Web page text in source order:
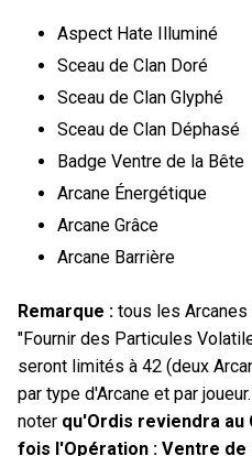
Aspect Hate Illuminé
Sceau de Clan Doré
Sceau de Clan Glyphé
Sceau de Clan Déphasé
Badge Ventre de la Bête
Arcane Énergétique
Arcane Grâce
Arcane Barrière
Remarque : tous les
"Fournir des Particules
seront limités à 42 (deux
par type d'Arcane et par
noter qu'Ordis reviendra au
fois l'Opération : Ventre